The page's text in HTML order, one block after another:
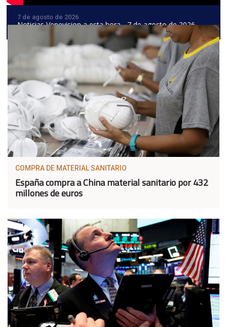
7 de agosto de 2026
Noticias Venevision a esta hora - 7 de agosto de 2026
COMPRA DE MATERIAL SANITARIO
España compra a China material sanitario por 432
millones de euros